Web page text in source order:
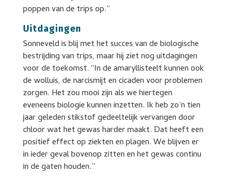
poppen van de trips op.”
Uitdagingen
Sonneveld is blij met het succes van de biologische
bestrijding van trips, maar hij ziet nog uitdagingen
voor de toekomst. “In de amaryllisteelt kunnen ook
de wolluis, de narcismijt en cicaden voor problemen
zorgen. Het zou mooi zijn als we hiertegen
eveneens biologie kunnen inzetten. Ik heb zo’n tien
jaar geleden stikstof gedeeltelijk vervangen door
chloor wat het gewas harder maakt. Dat heeft een
positief effect op ziekten en plagen. We blijven er
in ieder geval bovenop zitten en het gewas continu
in de gaten houden.”